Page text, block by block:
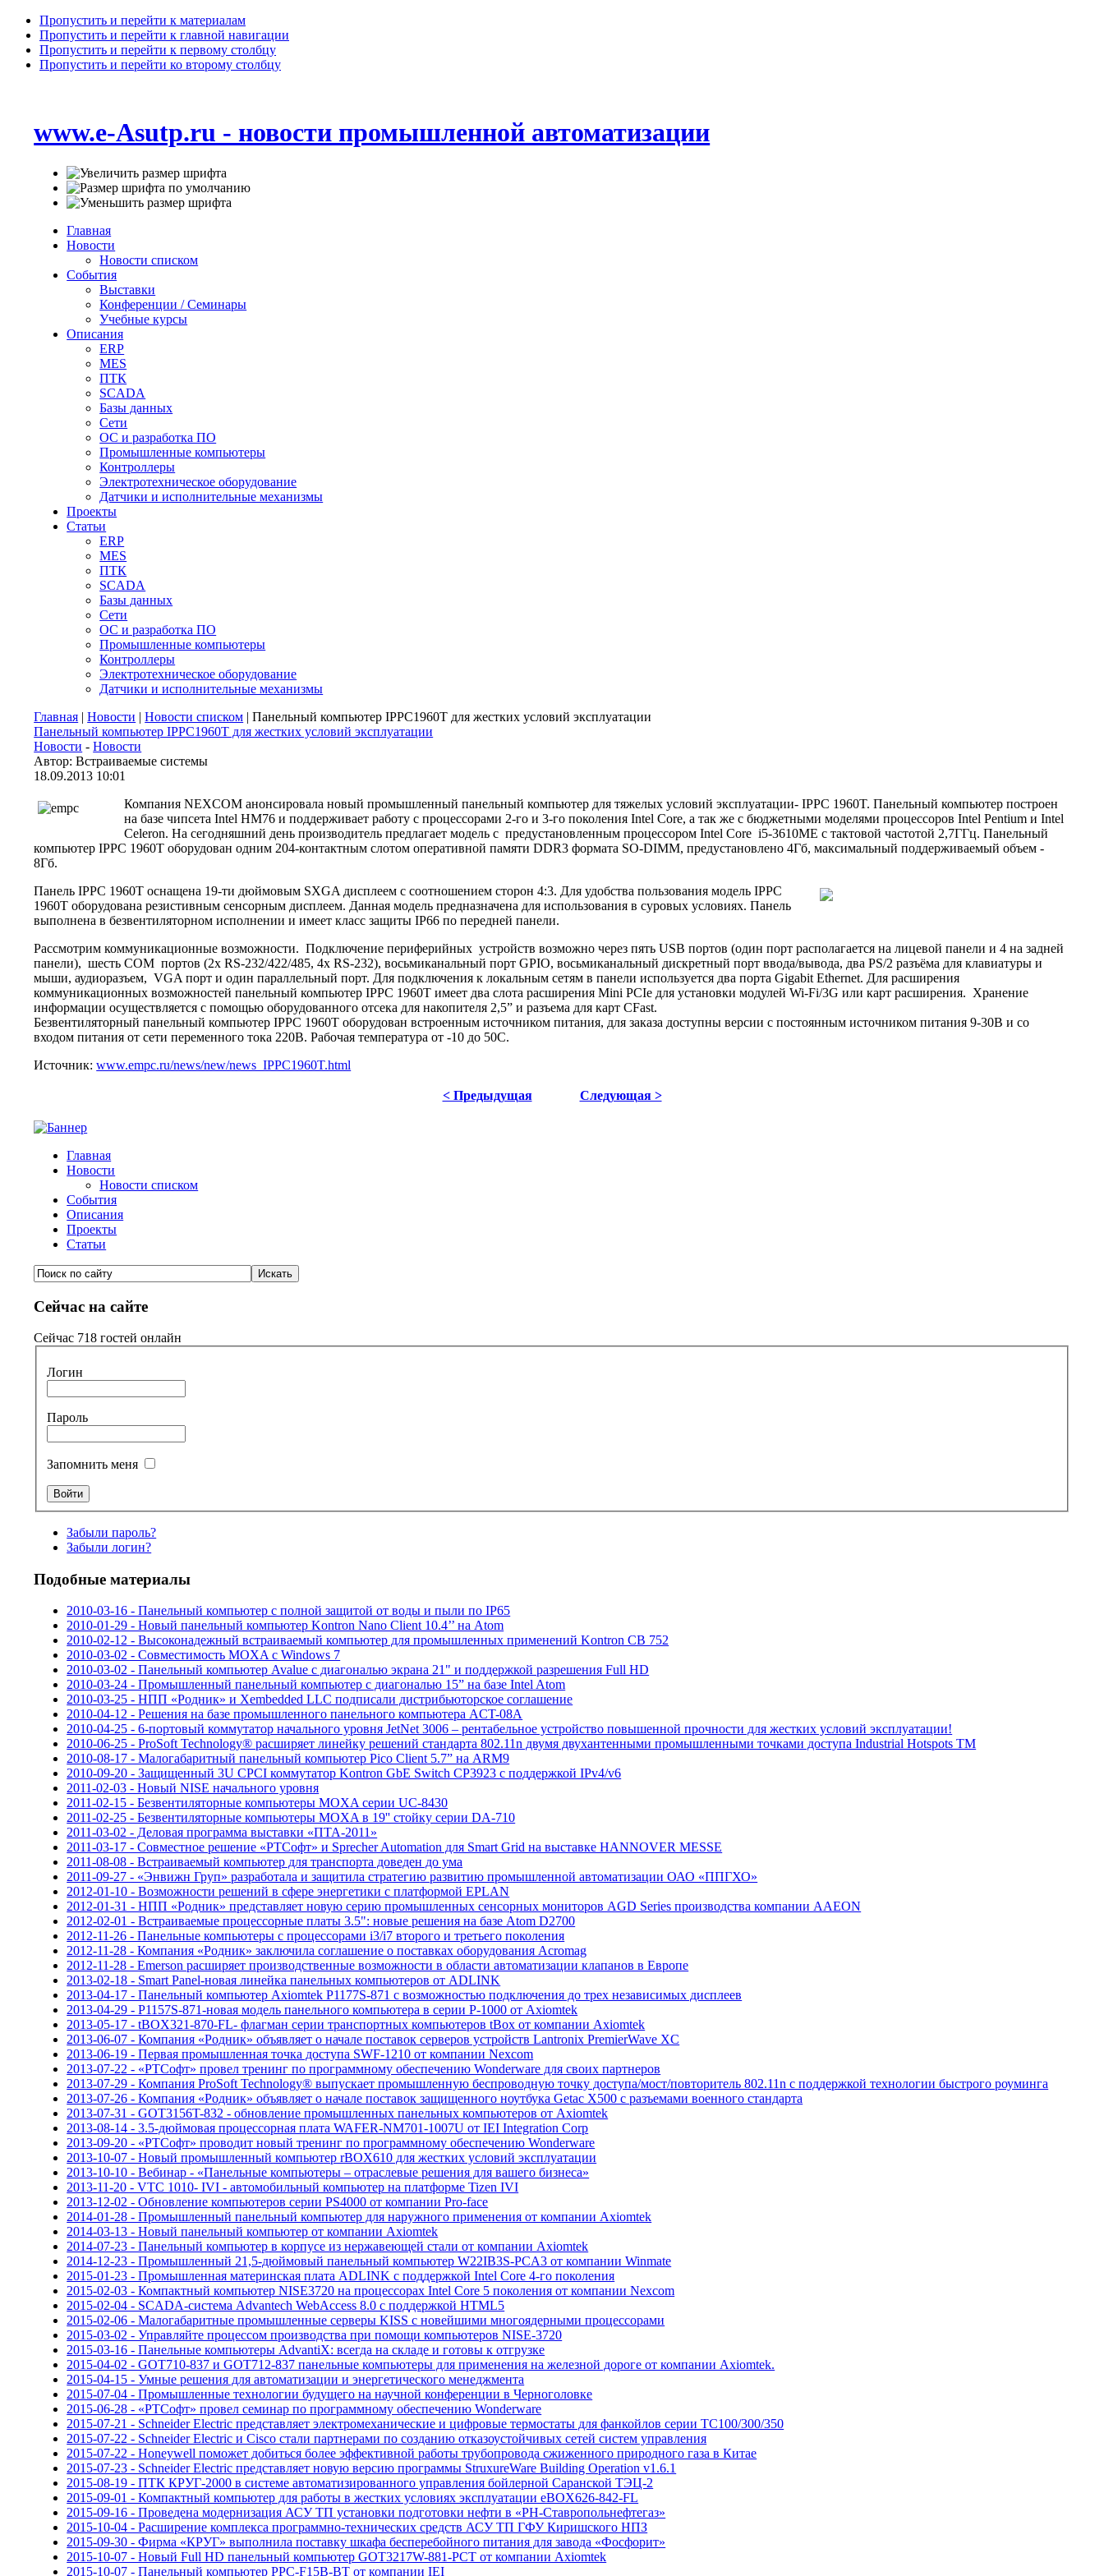
Пропустить и перейти к материалам
Пропустить и перейти к главной навигации
Пропустить и перейти к первому столбцу
Пропустить и перейти ко второму столбцу
www.e-Asutp.ru - новости промышленной автоматизации
Главная
Новости
Новости списком
События
Выставки
Конференции / Семинары
Учебные курсы
Описания
ERP
MES
ПТК
SCADA
Базы данных
Сети
ОС и разработка ПО
Промышленные компьютеры
Контроллеры
Электротехническое оборудование
Датчики и исполнительные механизмы
Проекты
Статьи
ERP
MES
ПТК
SCADA
Базы данных
Сети
ОС и разработка ПО
Промышленные компьютеры
Контроллеры
Электротехническое оборудование
Датчики и исполнительные механизмы
Главная |Новости |Новости списком | Панельный компьютер IPPC1960T для жестких условий эксплуатации
Панельный компьютер IPPC1960T для жестких условий эксплуатации
Новости -Новости
Автор: Встраиваемые системы
18.09.2013 10:01
Компания NEXCOM анонсировала новый промышленный панельный компьютер для тяжелых условий эксплуатации- IPPC 1960T. Панельный компьютер построен
на базе чипсета Intel HM76 и поддерживает работу с процессорами 2-го и 3-го поколения Intel Core, а так же с бюджетными моделями процессоров Intel Pentium и Intel
Celeron. На сегодняшний день производитель предлагает модель с предустановленным процессором Intel Core i5-3610ME с тактовой частотой 2,7ГГц. Панельный
компьютер IPPC 1960T оборудован одним 204-контактным слотом оперативной памяти DDR3 формата SO-DIMM, предустановлено 4Гб, максимальный поддерживаемый объем -
8Гб.
Панель IPPC 1960T оснащена 19-ти дюймовым SXGA дисплеем с соотношением сторон 4:3. Для удобства пользования модель IPPC
1960T оборудована резистивным сенсорным дисплеем. Данная модель предназначена для использования в суровых условиях. Панель
выполнена в безвентиляторном исполнении и имеет класс защиты IP66 по передней панели.
Рассмотрим коммуникационные возможности. Подключение периферийных устройств возможно через пять USB портов (один порт располагается на лицевой панели и 4 на задней
панели), шесть COM портов (2x RS-232/422/485, 4x RS-232), восьмиканальный порт GPIO, восьмиканальный дискретный порт ввода/вывода, два PS/2 разъёма для клавиатуры и
мыши, аудиоразъем, VGA порт и один параллельный порт. Для подключения к локальным сетям в панели используется два порта Gigabit Ethernet. Для расширения
коммуникационных возможностей панельный компьютер IPPC 1960T имеет два слота расширения Mini PCIe для установки модулей Wi-Fi/3G или карт расширения. Хранение
информации осуществляется с помощью оборудованного отсека для накопителя 2,5” и разъема для карт CFast.
Безвентиляторный панельный компьютер IPPC 1960T оборудован встроенным источником питания, для заказа доступны версии с постоянным источником питания 9-30В и со
входом питания от сети переменного тока 220В. Рабочая температура от -10 до 50С.
Источник:www.empc.ru/news/new/news_IPPC1960T.html
< Предыдущая Следующая >
Главная
Новости
Новости списком
События
Описания
Проекты
Статьи
Сейчас на сайте
Сейчас 718 гостей онлайн
Логин
Пароль
Запомнить меня
Забыли пароль?
Забыли логин?
Подобные материалы
2010-03-16 - Панельный компьютер с полной защитой от воды и пыли по IP65
2010-01-29 - Новый панельный компьютер Kontron Nano Client 10.4’’ на Atom
2010-02-12 - Высоконадежный встраиваемый компьютер для промышленных применений Kontron CB 752
2010-03-02 - Совместимость MOXA с Windows 7
2010-03-02 - Панельный компьютер Avalue c диагональю экрана 21" и поддержкой разрешения Full HD
2010-03-24 - Промышленный панельный компьютер с диагональю 15” на базе Intel Atom
2010-03-25 - НПП «Родник» и Xembedded LLC подписали дистрибьюторское соглашение
2010-04-12 - Решения на базе промышленного панельного компьютера ACT-08A
2010-04-25 - 6-портовый коммутатор начального уровня JetNet 3006 – рентабельное устройство повышенной прочности для жестких условий эксплуатации!
2010-06-25 - ProSoft Technology® расширяет линейку решений стандарта 802.11n двумя двухантенными промышленными точками доступа Industrial Hotspots TM
2010-08-17 - Малогабаритный панельный компьютер Pico Client 5.7” на ARM9
2010-09-20 - Защищенный 3U CPCI коммутатор Kontron GbE Switch CP3923 с поддержкой IPv4/v6
2011-02-03 - Новый NISE начального уровня
2011-02-15 - Безвентиляторные компьютеры MOXA серии UC-8430
2011-02-25 - Безвентиляторные компьютеры MOXA в 19'' стойку серии DA-710
2011-03-02 - Деловая программа выставки «ПТА-2011»
2011-03-17 - Совместное решение «РТСофт» и Sprecher Automation для Smart Grid на выставке HANNOVER MESSE
2011-08-08 - Встраиваемый компьютер для транспорта доведен до ума
2011-09-27 - «Энвижн Груп» разработала и защитила стратегию развитию промышленной автоматизации ОАО «ППГХО»
2012-01-10 - Возможности решений в сфере энергетики с платформой EPLAN
2012-01-31 - НПП «Родник» представляет новую серию промышленных сенсорных мониторов AGD Series производства компании AAEON
2012-02-01 - Встраиваемые процессорные платы 3.5": новые решения на базе Atom D2700
2012-11-26 - Панельные компьютеры с процессорами i3/i7 второго и третьего поколения
2012-11-28 - Компания «Родник» заключила соглашение о поставках оборудования Acromag
2012-11-28 - Emerson расширяет производственные возможности в области автоматизации клапанов в Европе
2013-02-18 - Smart Panel-новая линейка панельных компьютеров от ADLINK
2013-04-17 - Панельный компьютер Axiomtek P1177S-871 с возможностью подключения до трех независимых дисплеев
2013-04-29 - P1157S-871-новая модель панельного компьютера в серии P-1000 от Axiomtek
2013-05-17 - tBOX321-870-FL- флагман серии транспортных компьютеров tBox от компании Axiomtek
2013-06-07 - Компания «Родник» объявляет о начале поставок серверов устройств Lantronix PremierWave XC
2013-06-19 - Первая промышленная точка доступа SWF-1210 от компании Nexcom
2013-07-22 - «РТСофт» провел тренинг по программному обеспечению Wonderware для своих партнеров
2013-07-29 - Компания ProSoft Technology® выпускает промышленную беспроводную точку доступа/мост/повторитель 802.11n с поддержкой технологии быстрого роуминга
2013-07-26 - Компания «Родник» объявляет о начале поставок защищенного ноутбука Getac X500 с разъемами военного стандарта
2013-07-31 - GOT3156T-832 - обновление промышленных панельных компьютеров от Axiomtek
2013-08-14 - 3.5-дюймовая процессорная плата WAFER-NM701-1007U от IEI Integration Corp
2013-09-20 - «РТСофт» проводит новый тренинг по программному обеспечению Wonderware
2013-10-07 - Новый промышленный компьютер rBOX610 для жестких условий эксплуатации
2013-10-10 - Вебинар - «Панельные компьютеры – отраслевые решения для вашего бизнеса»
2013-11-20 - VTC 1010- IVI - автомобильный компьютер на платформе Tizen IVI
2013-12-02 - Обновление компьютеров серии PS4000 от компании Pro-face
2014-01-28 - Промышленный панельный компьютер для наружного применения от компании Axiomtek
2014-03-13 - Новый панельный компьютер от компании Axiomtek
2014-07-23 - Панельный компьютер в корпусе из нержавеющей стали от компании Axiomtek
2014-12-23 - Промышленный 21,5-дюймовый панельный компьютер W22IB3S-PCA3 от компании Winmate
2015-01-23 - Промышленная материнская плата ADLINK с поддержкой Intel Core 4-го поколения
2015-02-03 - Компактный компьютер NISE3720 на процессорах Intel Core 5 поколения от компании Nexcom
2015-02-04 - SCADA-система Advantech WebAccess 8.0 с поддержкой HTML5
2015-02-06 - Малогабаритные промышленные серверы KISS с новейшими многоядерными процессорами
2015-03-02 - Управляйте процессом производства при помощи компьютеров NISE-3720
2015-03-16 - Панельные компьютеры AdvantiX: всегда на складе и готовы к отгрузке
2015-04-02 - GOT710-837 и GOT712-837 панельные компьютеры для применения на железной дороге от компании Axiomtek.
2015-04-15 - Умные решения для автоматизации и энергетического менеджмента
2015-07-04 - Промышленные технологии будущего на научной конференции в Черноголовке
2015-06-28 - «РТСофт» провел семинар по программному обеспечению Wonderware
2015-07-21 - Schneider Electric представляет электромеханические и цифровые термостаты для фанкойлов серии ТС100/300/350
2015-07-22 - Schneider Electric и Cisco стали партнерами по созданию отказоустойчивых сетей систем управления
2015-07-22 - Honeywell поможет добиться более эффективной работы трубопровода сжиженного природного газа в Китае
2015-07-23 - Schneider Electric представляет новую версию программы StruxureWare Building Operation v1.6.1
2015-08-19 - ПТК КРУГ-2000 в системе автоматизированного управления бойлерной Саранской ТЭЦ-2
2015-09-01 - Компактный компьютер для работы в жестких условиях эксплуатации eBOX626-842-FL
2015-09-16 - Проведена модернизация АСУ ТП установки подготовки нефти в «РН-Ставропольнефтегаз»
2015-10-04 - Расширение комплекса программно-технических средств АСУ ТП ГФУ Киришского НПЗ
2015-09-30 - Фирма «КРУГ» выполнила поставку шкафа бесперебойного питания для завода «Фосфорит»
2015-10-07 - Новый Full HD панельный компьютер GOT3217W-881-РСТ от компании Axiomtek
2015-10-07 - Панельный компьютер PPC-F15B-BT от компании IEI